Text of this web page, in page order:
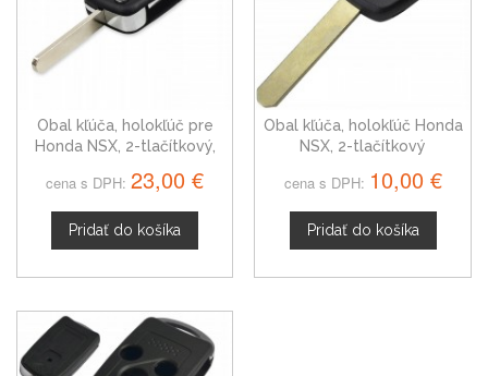
Obal kľúča, holokľúč pre
Honda NSX, 2-tlačítkový,
cena s DPH: 23,00 €
Pridať do košíka
Obal kľúča, holokľúč Honda
NSX, 2-tlačítkový
cena s DPH: 10,00 €
Pridať do košíka